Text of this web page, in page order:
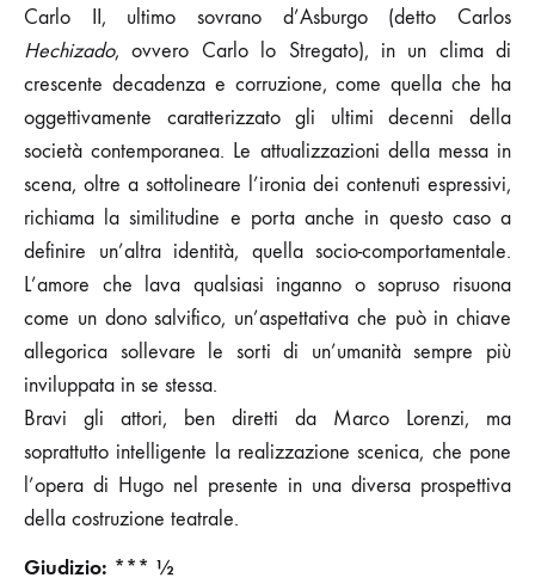
Carlo II, ultimo sovrano d’Asburgo (detto Carlos
Hechizado, ovvero Carlo lo Stregato), in un clima di
crescente decadenza e corruzione, come quella che ha
oggettivamente caratterizzato gli ultimi decenni della
società contemporanea. Le attualizzazioni della messa in
scena, oltre a sottolineare l’ironia dei contenuti espressivi,
richiama la similitudine e porta anche in questo caso a
definire un’altra identità, quella socio-comportamentale.
L’amore che lava qualsiasi inganno o sopruso risuona
come un dono salvifico, un’aspettativa che può in chiave
allegorica sollevare le sorti di un’umanità sempre più
inviluppata in se stessa.
Bravi gli attori, ben diretti da Marco Lorenzi, ma
soprattutto intelligente la realizzazione scenica, che pone
l’opera di Hugo nel presente in una diversa prospettiva
della costruzione teatrale.
Giudizio: *** ½